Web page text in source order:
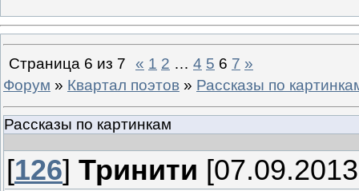
Страница 6 из 7 « 1 2 … 4 5 6 7 »
Форум » Квартал поэтов » Рассказы по
Рассказы по картинкам
[126] Тринити